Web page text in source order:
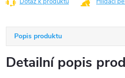
Popis produktu
Detailní popis